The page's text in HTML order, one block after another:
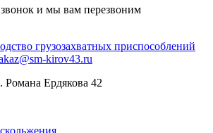
и мы вам перезвоним
грузозахватных приспособлений
kirov43.ru
Романа Ердякова 42